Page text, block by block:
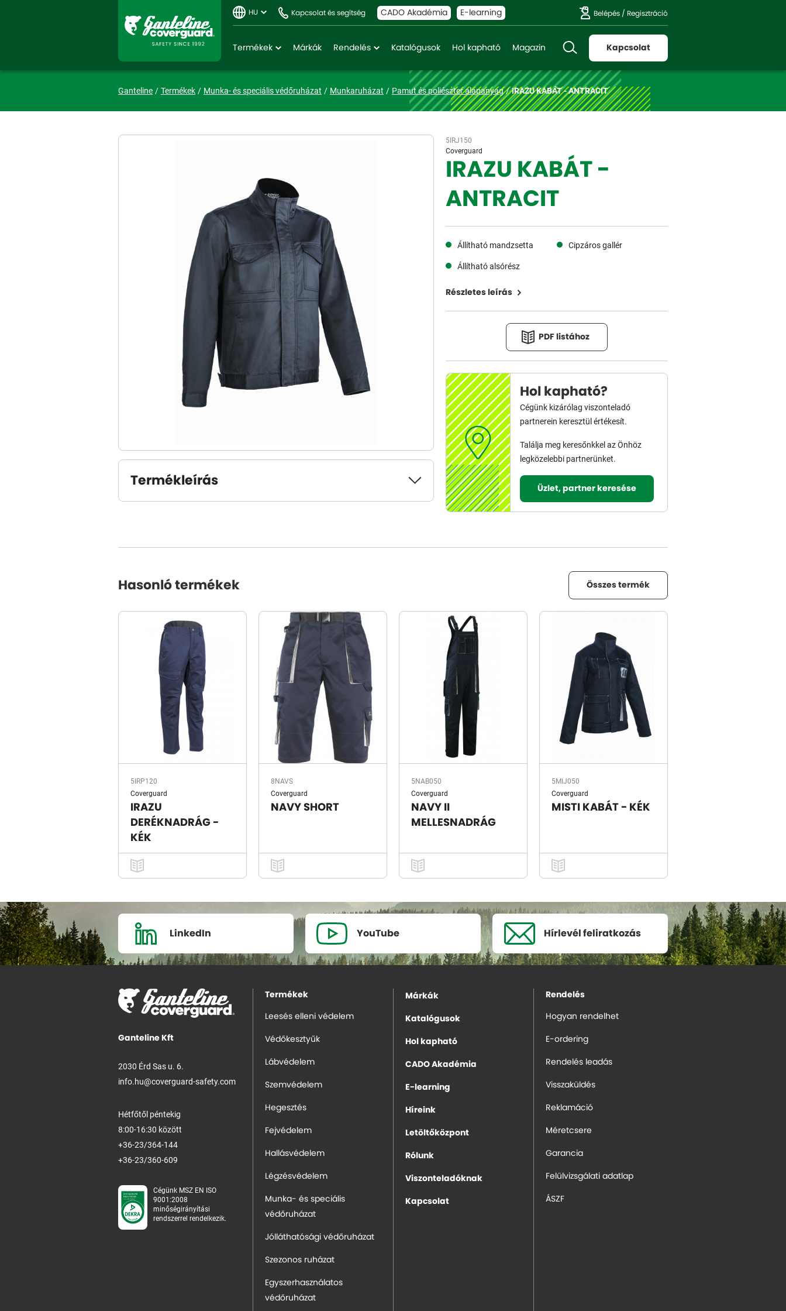
HU Kapcsolat és segítség CADO Akadémia E-learning Belépés / Regisztráció
Termékek Márkák Rendelés Katalógusok Hol kapható Magazin Kapcsolat
Ganteline Termékek Munka- és speciális védőruházat Munkaruházat Pamut és poliészter alapanyag IRAZU KABÁT - ANTRACIT
Termékleírás
5IRJ150
Coverguard
IRAZU KABÁT -
ANTRACIT
Állítható mandzsetta
Cipzáros gallér
Állítható alsórész
Részletes leírás
PDF listához
Hol kapható?
Cégünk kizárólag viszonteladó
partnerein keresztül értékesít.
Találja meg keresőnkkel az Önhöz
legközelebbi partnerünket.
Üzlet, partner keresése
Hasonló termékek Összes termék
5IRP120
Coverguard
IRAZU
DERÉKNADRÁG -
KÉK
8NAVS
Coverguard
NAVY SHORT
5NAB050
Coverguard
NAVY II
MELLESNADRÁG
5MIJ050
Coverguard
MISTI KABÁT - KÉK
LinkedIn YouTube Hírlevél feliratkozás
Ganteline Kft
2030 Érd Sas u. 6.
info.hu@coverguard-safety.com
Hétfőtől péntekig
8:00-16:30 között
+36-23/364-144
+36-23/360-609
Cégünk MSZ EN ISO
9001:2008
minőségirányítási
rendszerrel rendelkezik.
Termékek
Leesés elleni védelem
Védőkesztyűk
Lábvédelem
Szemvédelem
Hegesztés
Fejvédelem
Hallásvédelem
Légzésvédelem
Munka- és speciális
védőruházat
Jólláthatósági védőruházat
Szezonos ruházat
Egyszerhasználatos
védőruházat
Márkák
Katalógusok
Hol kapható
CADO Akadémia
E-learning
Híreink
Letöltőközpont
Rólunk
Viszonteladóknak
Kapcsolat
Rendelés
Hogyan rendelhet
E-ordering
Rendelés leadás
Visszaküldés
Reklamáció
Méretcsere
Garancia
Felülvizsgálati adatlap
ÁSZF